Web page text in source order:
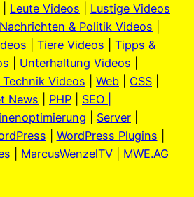
Leute Videos
Lustige Videos
Nachrichten & Politik Videos
Tiere Videos
Tipps &
Unterhaltung Videos
Videos
Web CSS
News
PHP
SEO |
Server
WordPress Plugins
MarcusWenzelTV| MWE.AG